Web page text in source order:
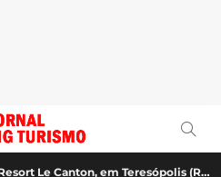
Le Canton, em Teresópolis (RJ), inaugura novos apartamentos e investe na ampliação do restaurante Lugano e do estacionamento